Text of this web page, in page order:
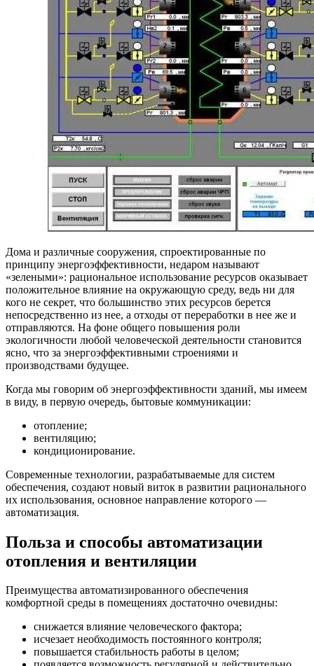
Дома и различные сооружения, спроектированные по
принципу энергоэффективности, недаром называют
«зелеными»: рациональное использование ресурсов оказывает
положительное влияние на окружающую среду, ведь ни для
кого не секрет, что большинство этих ресурсов берется
непосредственно из нее, а отходы от переработки в нее же и
отправляются. На фоне общего повышения роли
экологичности любой человеческой деятельности становится
ясно, что за энергоэффективными строениями и
производствами будущее.
Когда мы говорим об энергоэффективности зданий, мы имеем
в виду, в первую очередь, бытовые коммуникации:
отопление;
вентиляцию;
кондиционирование.
Современные технологии, разрабатываемые для систем
обеспечения, создают новый виток в развитии рационального
их использования, основное направление которого —
автоматизация.
Польза и способы автоматизации
отопления и вентиляции
Преимущества автоматизированного обеспечения
комфортной среды в помещениях достаточно очевидны:
снижается влияние человеческого фактора;
исчезает необходимость постоянного контроля;
повышается стабильность работы в целом;